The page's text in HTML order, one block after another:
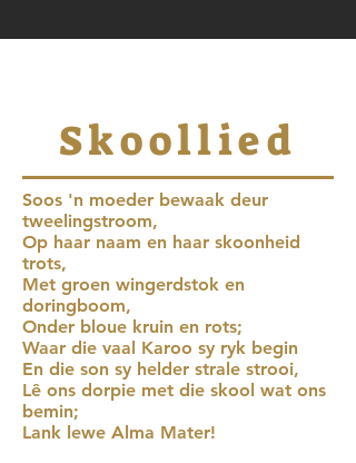
Skoollied
Soos 'n moeder bewaak deur
tweelingstroom,
Op haar naam en haar skoonheid
trots,
Met groen wingerdstok en
doringboom,
Onder bloue kruin en rots;
Waar die vaal Karoo sy ryk begin
En die son sy helder strale strooi,
Lê ons dorpie met die skool wat ons
bemin;
Lank lewe Alma Mater!